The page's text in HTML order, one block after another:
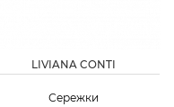
LIVIANA CONTI
Сережки